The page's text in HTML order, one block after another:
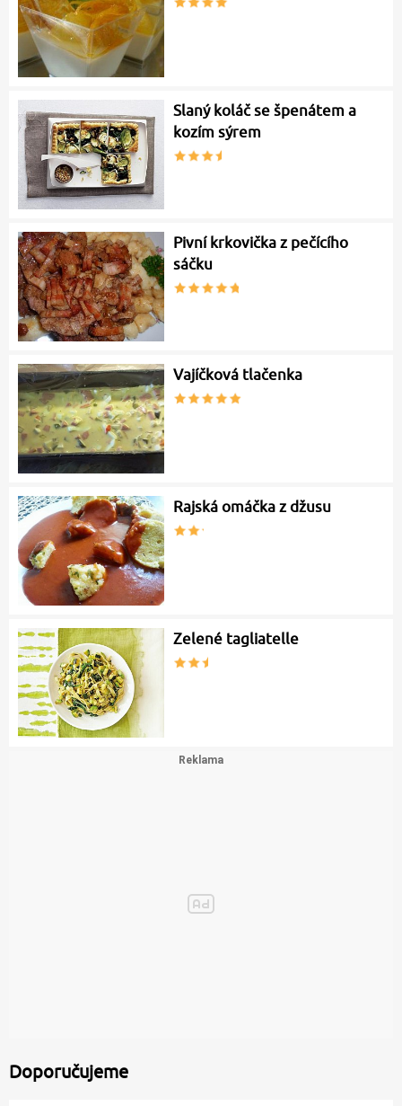
Slaný koláč se špenátem a
kozím sýrem
Pivní krkovička z pečícího
sáčku
Vajíčková tlačenka
Rajská omáčka z džusu
Zelené tagliatelle
Doporučujeme